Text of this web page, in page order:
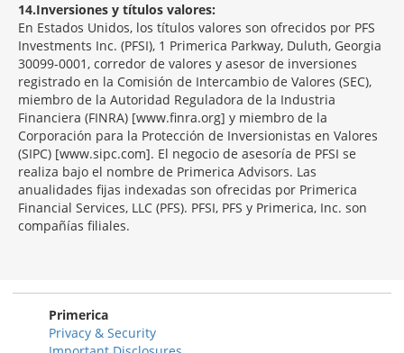
14 Inversiones y títulos valores:
En Estados Unidos, los títulos valores son ofrecidos por PFS
Investments Inc. (PFSI), 1 Primerica Parkway, Duluth, Georgia
30099-0001, corredor de valores y asesor de inversiones
registrado en la Comisión de Intercambio de Valores (SEC),
miembro de la Autoridad Reguladora de la Industria
Financiera (FINRA) [www.finra.org] y miembro de la
Corporación para la Protección de Inversionistas en Valores
(SIPC) [www.sipc.com]. El negocio de asesoría de PFSI se
realiza bajo el nombre de Primerica Advisors. Las
anualidades fijas indexadas son ofrecidas por Primerica
Financial Services, LLC (PFS). PFSI, PFS y Primerica, Inc. son
compañías filiales.
Primerica
Privacy & Security